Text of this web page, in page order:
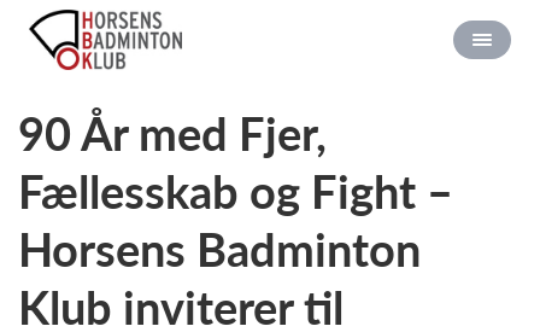
90 År med Fjer,
Fællesskab og Fight –
Horsens Badminton
Klub inviterer til